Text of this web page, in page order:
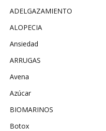
ADELGAZAMIENTO
ALOPECIA
Ansiedad
ARRUGAS
Avena
Azúcar
BIOMARINOS
Botox